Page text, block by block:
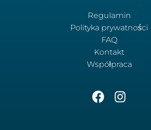
Regulamin
Polityka prywatności
FAQ
Kontakt
Współpraca